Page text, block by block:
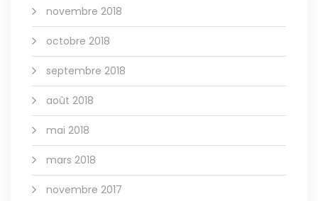
novembre 2018
octobre 2018
septembre 2018
août 2018
mai 2018
mars 2018
novembre 2017